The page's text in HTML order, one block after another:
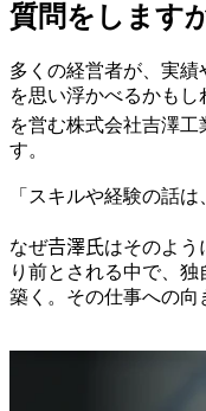
質問をします
多くの経営者が、実
を思い浮かべるかも
を営む株式会社吉澤
す。
「スキルや経験の話
なぜ𠮷澤氏はそのよ
り前とされる中で、
築く。その仕事への向